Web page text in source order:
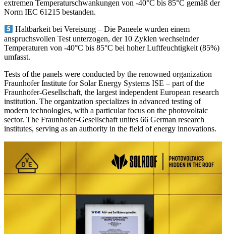
extremen Temperaturschwankungen von -40°C bis 85°C gemäß der
Norm IEC 61215 bestanden.
Haltbarkeit bei Vereisung – Die Paneele wurden einem
anspruchsvollen Test unterzogen, der 10 Zyklen wechselnder
Temperaturen von -40°C bis 85°C bei hoher Luftfeuchtigkeit (85%)
umfasst.
Tests of the panels were conducted by the renowned organization
Fraunhofer Institute for Solar Energy Systems ISE – part of the
Fraunhofer-Gesellschaft, the largest independent European research
institution. The organization specializes in advanced testing of
modern technologies, with a particular focus on the photovoltaic
sector. The Fraunhofer-Gesellschaft unites 66 German research
institutes, serving as an authority in the field of energy innovations.